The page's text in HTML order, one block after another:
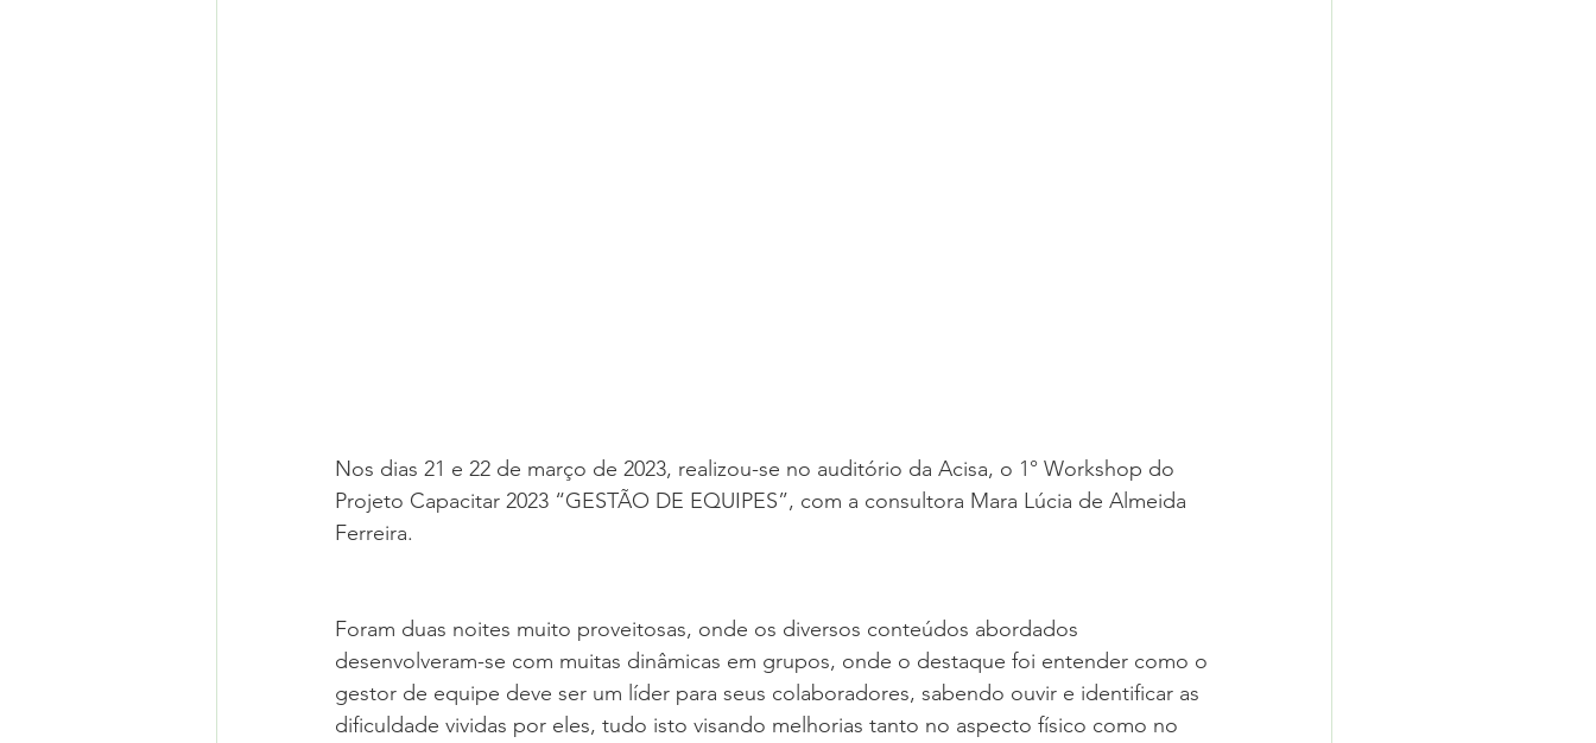
Nos dias 21 e 22 de março de 2023, realizou-se no auditório da Acisa, o 1° Workshop do
Projeto Capacitar 2023 “GESTÃO DE EQUIPES”, com a consultora Mara Lúcia de Almeida
Ferreira.
Foram duas noites muito proveitosas, onde os diversos conteúdos abordados
desenvolveram-se com muitas dinâmicas em grupos, onde o destaque foi entender como o
gestor de equipe deve ser um líder para seus colaboradores, sabendo ouvir e identificar as
dificuldade vividas por eles, tudo isto visando melhorias tanto no aspecto físico como no